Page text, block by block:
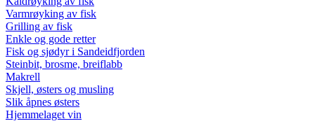
Varmrøyking av fisk
Grilling av fisk
Enkle og gode retter
Fisk og sjødyr i Sandeidfjorden
Steinbit, brosme, breiflabb
Makrell
Skjell, østers og musling
Slik åpnes østers
Hjemmelaget vin